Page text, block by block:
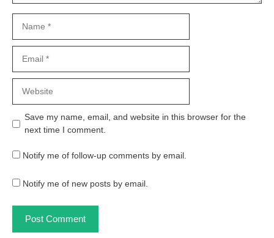
Save my name, email, and website in this browser for the
next time I comment.
Notify me of follow-up comments by email.
Notify me of new posts by email.